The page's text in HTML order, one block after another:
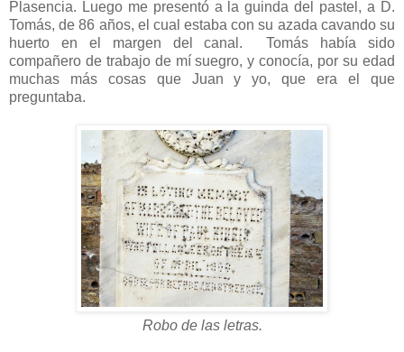
Plasencia. Luego me presentó a la guinda del pastel, a D.
Tomás, de 86 años, el cual estaba con su azada cavando su
huerto en el margen del canal. Tomás había sido
compañero de trabajo de mí suegro, y conocía, por su edad
muchas más cosas que Juan y yo, que era el que
preguntaba.
Robo de las letras.